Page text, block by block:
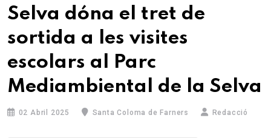
Selva dóna el tret de
sortida a les visites
escolars al Parc
Mediambiental de la Selva
02 Abril 2025 Santa Coloma de Farners Redacció